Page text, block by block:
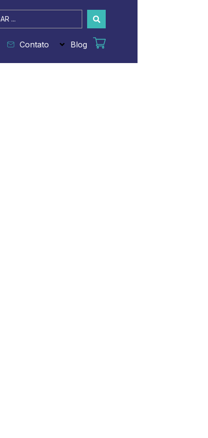
Contato Blog